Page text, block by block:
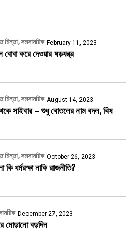
চিন্তা সমসাময়িক February 11, 2023
বোবা করে দেওয়ার ষড়যন্ত্র
চিন্তা সমসাময়িক August 14, 2023
সাইবার – শুধু বোতলের নাম বদল, বিষ
চিন্তা সমসাময়িক October 26, 2023
কি ধর্মরক্ষা নাকি রাজনীতি?
December 27, 2023
মোড়ানো বড়দিন